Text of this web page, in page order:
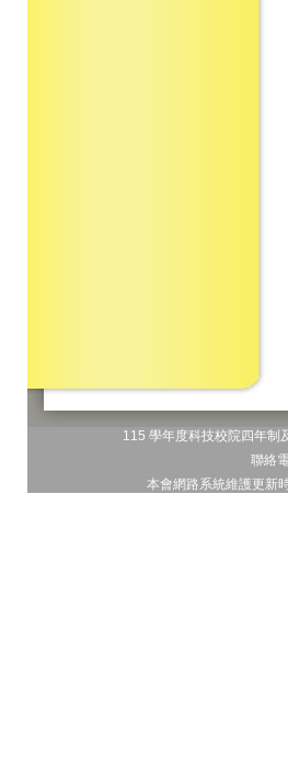
115 學年度科技校院四年
聯絡
本會網路系統維護更新